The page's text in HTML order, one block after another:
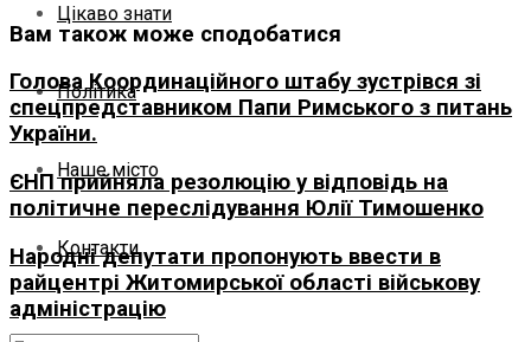
Цікаво знати
Політика
Наше місто
Контакти
Вам також може сподобатися
Голова Координаційного штабу зустрівся зі
спецпредставником Папи Римського з питань
України.
ЄНП прийняла резолюцію у відповідь на
політичне переслідування Юлії Тимошенко
Народні депутати пропонують ввести в
райцентрі Житомирської області військову
адміністрацію